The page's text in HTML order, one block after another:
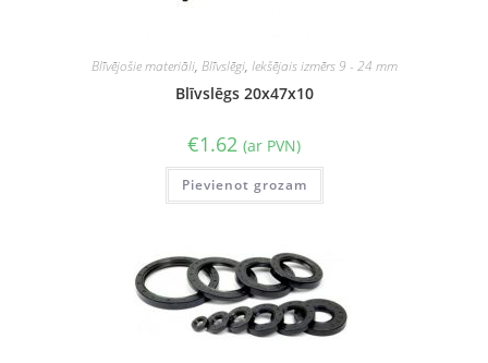
Blīvējošie materiāli, Blīvslēgi, Iekšējais izmērs 9 - 24 mm
Blīvslēgs 20x47x10
€1.62 (ar PVN)
Pievienot grozam